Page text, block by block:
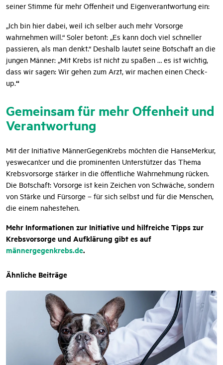
seiner Stimme für mehr Offenheit und Eigenverantwortung ein:
„Ich bin hier dabei, weil ich selber auch mehr Vorsorge
wahrnehmen will.“ Soler betont: „Es kann doch viel schneller
passieren, als man denkt.“ Deshalb lautet seine Botschaft an die
jungen Männer: „Mit Krebs ist nicht zu spaßen … es ist wichtig,
dass wir sagen: Wir gehen zum Arzt, wir machen einen Check-
up. “
Gemeinsam für mehr Offenheit und
Verantwortung
Mit der Initiative MännerGegenKrebs möchten die HanseMerkur,
yeswecan!cer und die prominenten Unterstützer das Thema
Krebsvorsorge stärker in die öffentliche Wahrnehmung rücken.
Die Botschaft: Vorsorge ist kein Zeichen von Schwäche, sondern
von Stärke und Fürsorge – für sich selbst und für die Menschen,
die einem nahestehen.
Mehr Informationen zur Initiative und hilfreiche Tipps zur
Krebsvorsorge und Aufklärung gibt es auf
männergegenkrebs.de
Ähnliche Beiträge